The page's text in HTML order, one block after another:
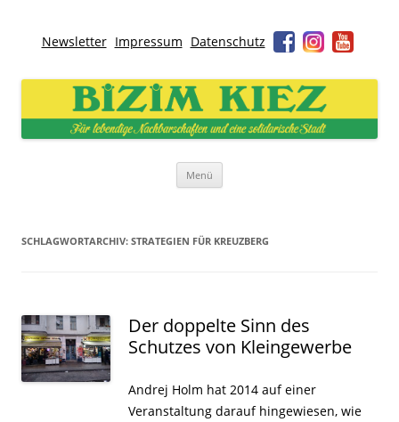
Newsletter Impressum Datenschutz
Bizim Kiez – Unser Kiez
Für lebendige Nachbarschaften und eine solidarische Stadt
Menü
SCHLAGWORTARCHIV: STRATEGIEN FÜR KREUZBERG
Der doppelte Sinn des
Schutzes von Kleingewerbe
Andrej Holm hat 2014 auf einer
Veranstaltung darauf hingewiesen, wie